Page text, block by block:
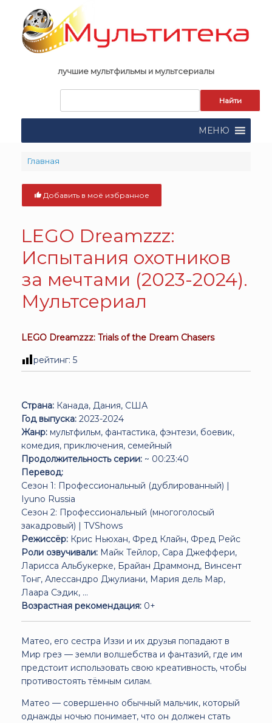
content
лучшие мультфильмы и мультсериалы
поиска:
МЕНЮ
Главная
Добавить в моё избранное
LEGO Dreamzzz:
Испытания охотников
за мечтами (2023-2024).
Мультсериал
LEGO Dreamzzz: Trials of the Dream Chasers
рейтинг: 5
Страна: Канада, Дания, США
Год выпуска: 2023-2024
Жанр: мультфильм, фантастика, фэнтези, боевик,
комедия, приключения, семейный
Продолжительность серии: ~ 00:23:40
Перевод:
Сезон 1: Профессиональный (дублированный) |
Iyuno Russia
Сезон 2: Профессиональный (многоголосый
закадровый) | TVShows
Режиссёр: Крис Ньюхан, Фред Клайн, Фред Рейс
Роли озвучивали: Майк Тейлор, Сара Джеффери,
Ларисса Альбукерке, Брайан Драммонд, Винсент
Тонг, Алессандро Джулиани, Мария дель Мар,
Лаара Сэдик, ...
Возрастная рекомендация: 0+
Матео, его сестра Иззи и их друзья попадают в
Мир грез — земли волшебства и фантазий, где им
предстоит использовать свою креативность, чтобы
противостоять тёмным силам.
Матео — совершенно обычный мальчик, который
однажды ночью понимает, что он должен стать